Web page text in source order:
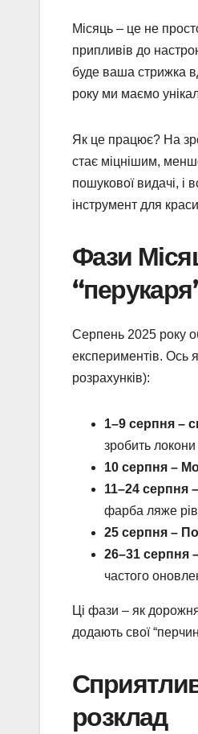
Місяць – це не
припливів до
буде ваша стрижка
року ми маємо
Як це працює? На
стає міцнішим,
пошукової видачі, і
інструмент для
Фази
Серпень 2025 року
експериментів. Ось
розрахунків):
1–9 серпня –
зробить
10 серпня –
11–24 серпня
фарба ляже
25 серпня –
26–31 серпня
частого
Ці фази – як
додають свої
розклад